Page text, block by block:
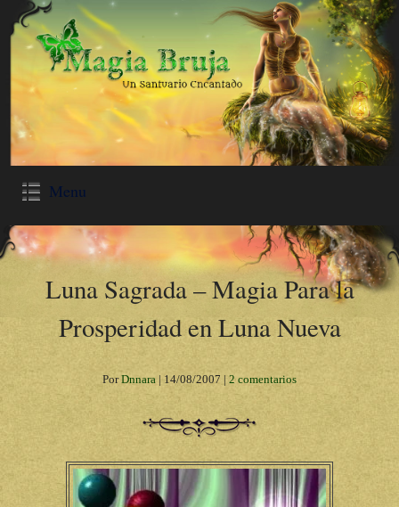
Menu
Luna Sagrada – Magia Para la
Prosperidad en Luna Nueva
PorDnnara | 14/08/2007 | 2 comentarios